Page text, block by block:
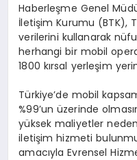
Haberleşme Genel
İletişim Kurumu (BTK),
verilerini kullanarak
herhangi bir mobil
1800 kırsal yerleşim
Türkiye’de mobil
%99’un üzerinde
yüksek maliyetler
iletişim hizmeti
amacıyla Evrensel